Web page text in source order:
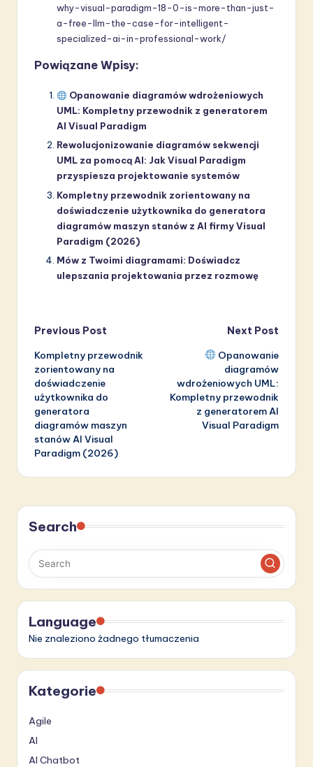
why-visual-paradigm-18-0-is-more-than-just-
a-free-llm-the-case-for-intelligent-
specialized-ai-in-professional-work/
Powiązane Wpisy:
Opanowanie diagramów wdrożeniowych
UML: Kompletny przewodnik z generatorem
AI Visual Paradigm
Rewolucjonizowanie diagramów sekwencji
UML za pomocą AI: Jak Visual Paradigm
przyspiesza projektowanie systemów
Kompletny przewodnik zorientowany na
doświadczenie użytkownika do generatora
diagramów maszyn stanów z AI firmy Visual
Paradigm (2026)
Mów z Twoimi diagramami: Doświadcz
ulepszania projektowania przez rozmowę
Post
navigation
Previous Post
Kompletny przewodnik
zorientowany na
doświadczenie
użytkownika do
generatora
diagramów maszyn
stanów AI Visual
Paradigm (2026)
Next Post
Opanowanie
diagramów
wdrożeniowych UML:
Kompletny przewodnik
z generatorem AI
Visual Paradigm
Search
Language
Nie znaleziono żadnego tłumaczenia
Kategorie
Agile
AI
AI Chatbot